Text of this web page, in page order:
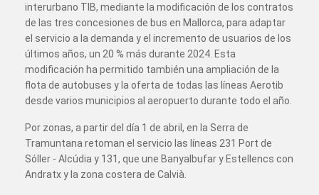
interurbano TIB, mediante la modificación de los contratos
de las tres concesiones de bus en Mallorca, para adaptar
el servicio a la demanda y el incremento de usuarios de los
últimos años, un 20 % más durante 2024. Esta
modificación ha permitido también una ampliación de la
flota de autobuses y la oferta de todas las líneas Aerotib
desde varios municipios al aeropuerto durante todo el año.
Por zonas, a partir del día 1 de abril, en la Serra de
Tramuntana retoman el servicio las líneas 231 Port de
Sóller - Alcúdia y 131, que une Banyalbufar y Estellencs con
Andratx y la zona costera de Calvià.